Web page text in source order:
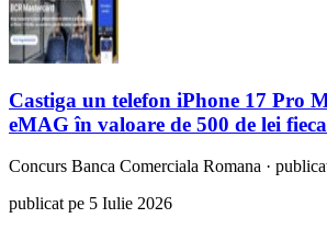
Castiga un telefon iPhone 17 Pro
eMAG în valoare de 500 de lei
Concurs Banca Comerciala Romana ·
publicat pe 5 Iulie 2026